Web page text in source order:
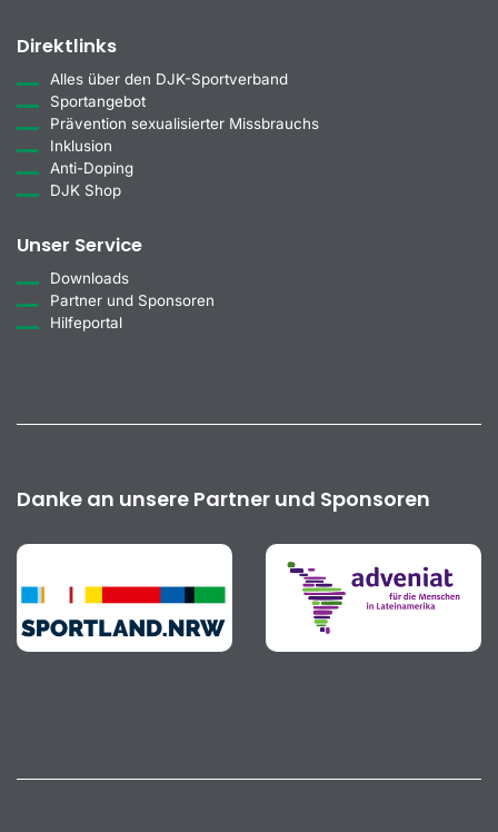
Direktlinks
Alles über den DJK-Sportverband
Sportangebot
Prävention sexualisierter Missbrauchs
Inklusion
Anti-Doping
DJK Shop
Unser Service
Downloads
Partner und Sponsoren
Hilfeportal
Danke an unsere Partner und Sponsoren